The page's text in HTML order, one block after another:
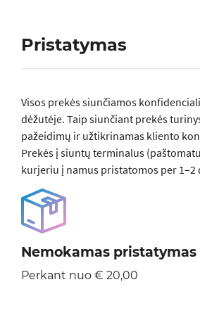
Pristatymas
Visos prеkės siunčiamos
dėžutėje. Taip siunčiant prekės
pažeidimų ir užtikrinamas kliento
Prekės į siuntų terminalus
kurjeriu į namus pristatomos per 1–2
Nemokamas pristatymas
Perkant nuo € 20,00